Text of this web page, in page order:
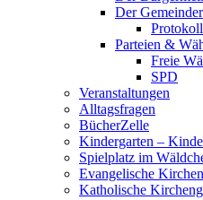
Der
Parteien &
Freie
SPD
Veranstaltungen
Alltagsfragen
BücherZelle
Kindergarten –
Spielplatz im
Evangelische
Katholische